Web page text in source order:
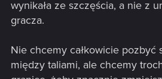
wynikała ze szczęścia, a nie z
gracza.
Nie chcemy całkowicie pozbyć
między taliami, ale chcemy